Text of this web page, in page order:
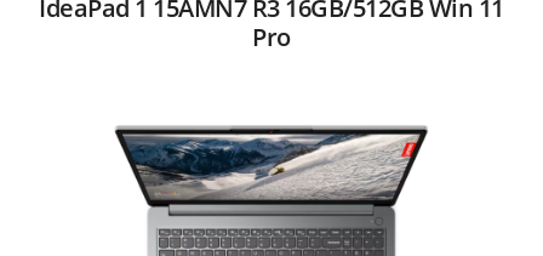
IdeaPad 1 15AMN7 R3 16GB/512GB Win 11
Pro